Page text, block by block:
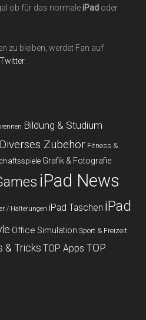
ob für das normaleiPad oder
zu bleiben, werdet Fan auf
Twitter.
Bildung & Studium
Diverses Zubehör Fitness &
Grafik & Fotografie
iPad News
/ Halterungen iPad Taschen iPad
Office Simulation Sport & Freizeit
& Tricks TOP Apps TOP